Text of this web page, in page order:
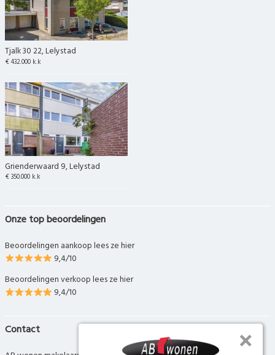
Tjalk 30 22, Lelystad
€ 432.000 k.k
Grienderwaard 9, Lelystad
€ 350.000 k.k
Onze top beoordelingen
Beoordelingen aankoop lees ze hier
9,4/10
Beoordelingen verkoop lees ze hier
9,4/10
Contact